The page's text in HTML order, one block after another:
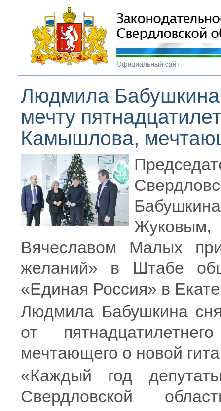
Людмила
мечту
Камышлова,
Вячеславом Малых
желаний» в Штабе
«Единая Россия» в
Людмила Бабушкина
от
мечтающего о новой
«Каждый год
Свердловской